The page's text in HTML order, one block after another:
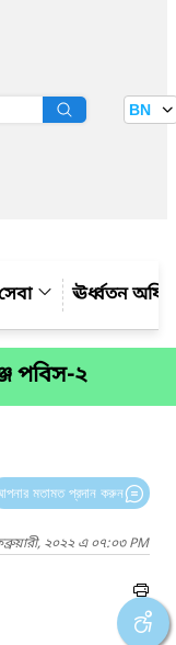
BN
ঊর্ধ্বতন
পবিস-২
মতামত প্রদান করুন
২০২২ এ ০৭:০৩ PM